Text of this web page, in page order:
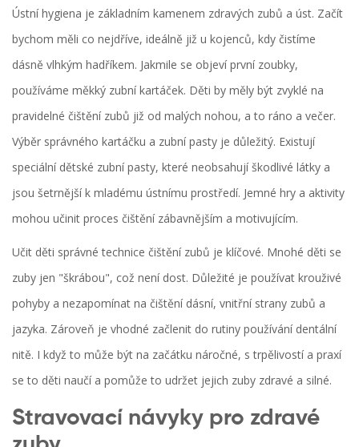
Ústní hygiena je základním kamenem zdravých zubů a úst. Začít
bychom měli co nejdříve, ideálně již u kojenců, kdy čistíme
dásně vlhkým hadříkem. Jakmile se objeví první zoubky,
používáme měkký zubní kartáček. Děti by měly být zvyklé na
pravidelné čištění zubů již od malých nohou, a to ráno a večer.
Výběr správného kartáčku a zubní pasty je důležitý. Existují
speciální dětské zubní pasty, které neobsahují škodlivé látky a
jsou šetrnější k mladému ústnímu prostředí. Jemné hry a aktivity
mohou učinit proces čištění zábavnějším a motivujícím.
Učit děti správné technice čištění zubů je klíčové. Mnohé děti se
zuby jen "škrábou", což není dost. Důležité je používat krouživé
pohyby a nezapomínat na čištění dásní, vnitřní strany zubů a
jazyka. Zároveň je vhodné začlenit do rutiny používání dentální
nitě. I když to může být na začátku náročné, s trpělivostí a praxí
se to děti naučí a pomůže to udržet jejich zuby zdravé a silné.
Stravovací návyky pro zdravé